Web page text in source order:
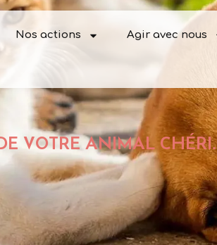
Nos actions Agir avec nous
VOTRE ANIMAL CHÉRI.